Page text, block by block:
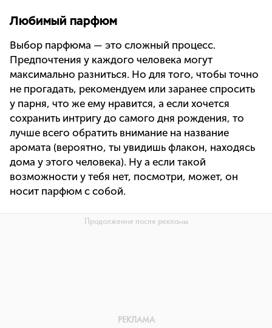
Любимый парфюм
Выбор парфюма — это сложный процесс.
Предпочтения у каждого человека могут
максимально разниться. Но для того, чтобы точно
не прогадать, рекомендуем или заранее спросить
у парня, что же ему нравится, а если хочется
сохранить интригу до самого дня рождения, то
лучше всего обратить внимание на название
аромата (вероятно, ты увидишь флакон, находясь
дома у этого человека). Ну а если такой
возможности у тебя нет, посмотри, может, он
носит парфюм с собой.